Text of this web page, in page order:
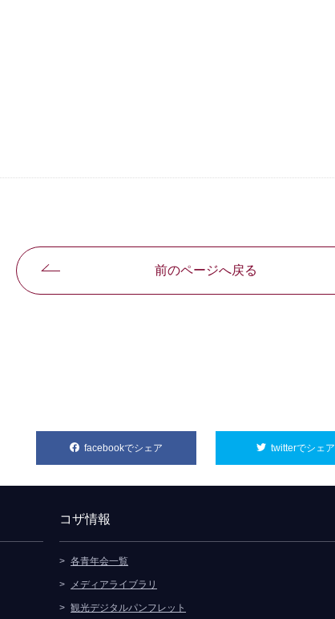
前のページへ戻る
facebookでシェア 別ウィンドウで開きます twitterでシェア
コザ情報
各青年会一覧
メディアライブラリ
観光デジタルパンフレット